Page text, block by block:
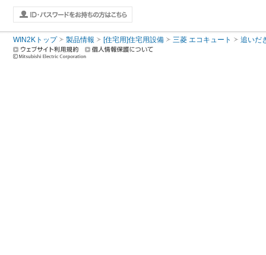
WIN2Kトップ 製品情報 [住宅用]住宅用設備 三菱 エコキュート 追いだ